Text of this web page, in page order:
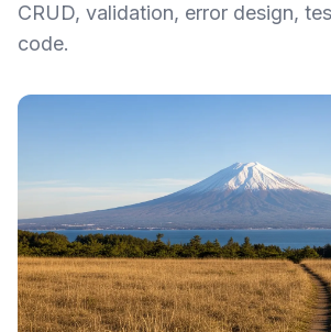
CRUD, validation, error design,
code.